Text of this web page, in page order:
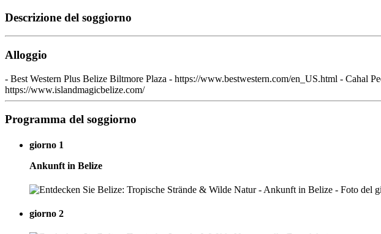
Descrizione del soggiorno
Alloggio
- Best Western Plus Belize Biltmore Plaza - https://www.bestwestern.com/en_US.html - Cahal
https://www.islandmagicbelize.com/
Programma del soggiorno
giorno 1
Ankunft in Belize
giorno 2